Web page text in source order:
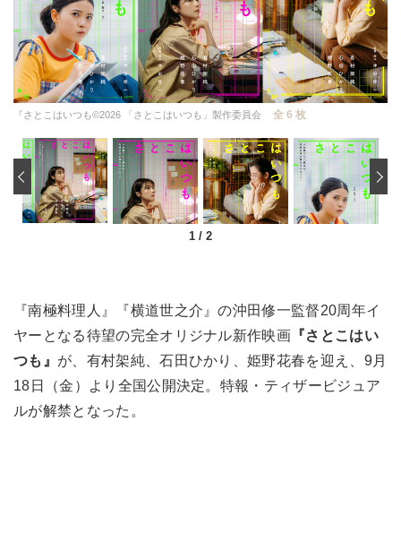
『さとこはいつも©2026 「さとこはいつも」製作委員会 全 6 枚
1 / 2
‹
『南極料理人』『横道世之介』の沖田修一監督20周年イ
ヤーとなる待望の完全オリジナル新作映画 『さとこはい
つも』 が、有村架純、石田ひかり、姫野花春を迎え、9月
18日（金）より全国公開決定。特報・ティザービジュア
ルが解禁となった。